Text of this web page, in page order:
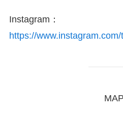
Instagram：
https://
MAP